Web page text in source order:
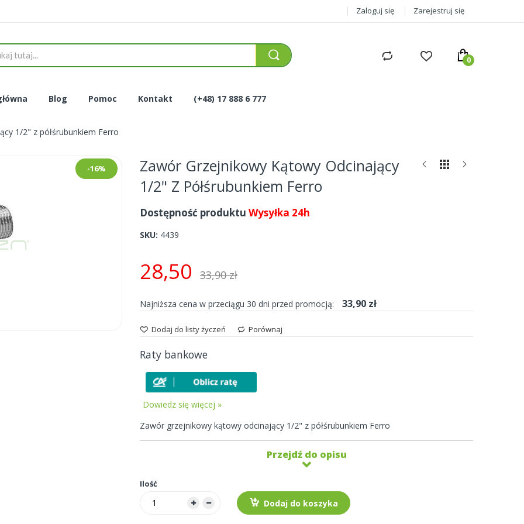
Zaloguj się Zarejestruj się
Blog Pomoc Kontakt (+48) 17 888 6 777
1/2" z półśrubunkiem Ferro
-16%
Zawór Grzejnikowy Kątowy Odcinający
1/2" Z Półśrubunkiem Ferro
Dostępność produktu Wysyłka 24h
SKU 4439
28,50 33,90 zł
Najniższa cena w przeciągu 30 dni przed promocją: 33,90 zł
Dodaj do listy życzeń Porównaj
Raty bankowe
Dowiedz się więcej »
Zawór grzejnikowy kątowy odcinający 1/2" z półśrubunkiem Ferro
Przejdź do opisu
Ilość
Dodaj do koszyka